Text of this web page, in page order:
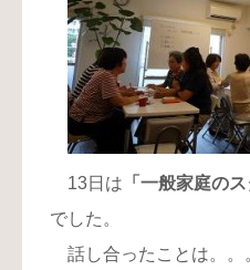
13日は 「一般家庭の
でした。
話し合ったことは。。